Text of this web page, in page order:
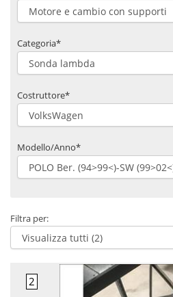
Categoria*
Costruttore*
Modello/Anno*
Filtra per: